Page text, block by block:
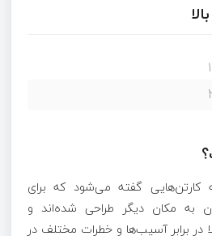
کارتن‌هایی گفته می‌شود که برای
به مکان دیگر طراحی شده‌اند و
در برابر آسیب‌ها و خطرات مختلف در